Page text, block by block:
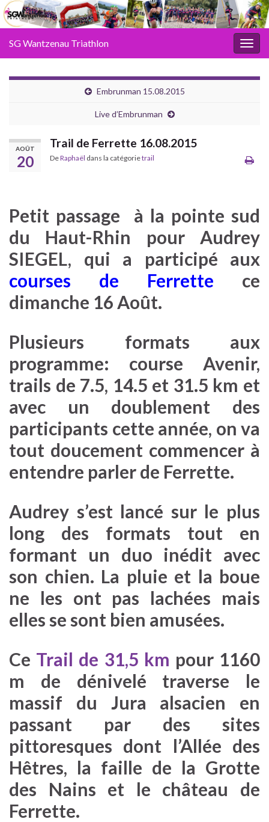
SG Wantzenau Triathlon
Embrunman 15.08.2015
Live d’Embrunman
AOÛT
20
Trail de Ferrette 16.08.2015
DeRaphaël dans la catégorietrail
Petit passage à la pointe sud
du Haut-Rhin pour Audrey
SIEGEL, qui a participé aux
courses de Ferrette ce
dimanche 16 Août.
Plusieurs formats aux
programme: course Avenir,
trails de 7.5, 14.5 et 31.5 km et
avec un doublement des
participants cette année, on va
tout doucement commencer à
entendre parler de Ferrette.
Audrey s’est lancé sur le plus
long des formats tout en
formant un duo inédit avec
son chien. La pluie et la boue
ne les ont pas lachées mais
elles se sont bien amusées.
Ce Trail de 31,5 km pour 1160
m de dénivelé traverse le
massif du Jura alsacien en
passant par des sites
pittoresques dont l’Allée des
Hêtres, la faille de la Grotte
des Nains et le château de
Ferrette.